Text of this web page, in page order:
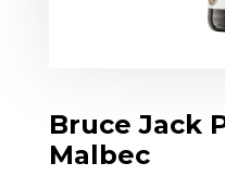
Bruce Jack
Malbec